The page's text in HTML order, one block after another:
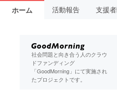
ホーム 活動報告 支援者
社会問題と向き合う人のクラウ
ドファンディング
「GoodMorning」にて実施され
たプロジェクトです。